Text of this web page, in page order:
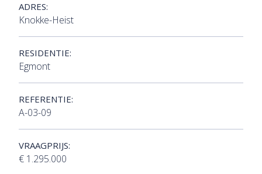
ADRES:
Knokke-Heist
RESIDENTIE:
Egmont
REFERENTIE:
A-03-09
VRAAGPRIJS:
€ 1.295.000